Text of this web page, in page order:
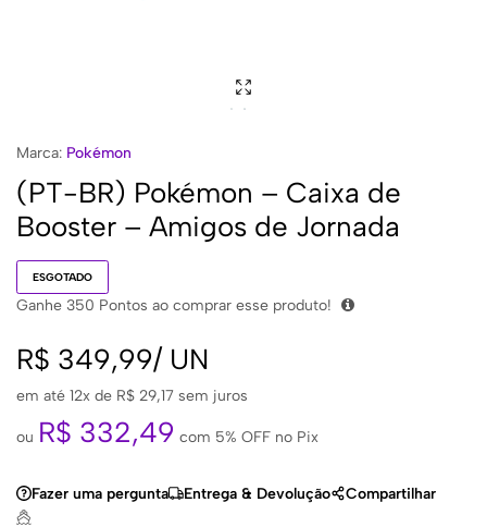
Marca: Pokémon
(PT-BR) Pokémon – Caixa de
Booster – Amigos de Jornada
ESGOTADO
Ganhe 350 Pontos ao comprar esse produto!
R$ 349,99/ UN
em até 12x de R$ 29,17 sem juros
ou R$ 332,49 com 5% OFF no Pix
Fazer uma pergunta Entrega & Devolução Compartilhar